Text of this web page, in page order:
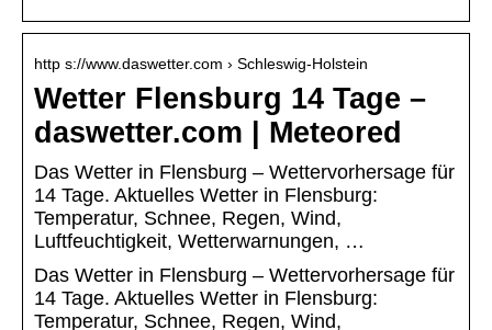
http s://www.daswetter.com › Schleswig-Holstein
Wetter Flensburg 14 Tage –
daswetter.com | Meteored
Das Wetter in Flensburg – Wettervorhersage für
14 Tage. Aktuelles Wetter in Flensburg:
Temperatur, Schnee, Regen, Wind,
Luftfeuchtigkeit, Wetterwarnungen, …
Das Wetter in Flensburg – Wettervorhersage für
14 Tage. Aktuelles Wetter in Flensburg:
Temperatur, Schnee, Regen, Wind,